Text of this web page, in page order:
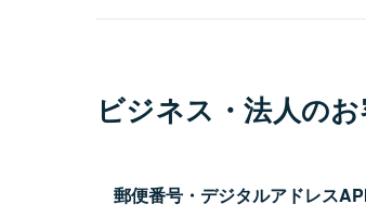
ビジネス・法人の
郵便番号・デジタルアドレス